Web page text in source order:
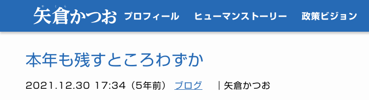
プロフィール ヒューマンストーリー 政策ビジョン
本年も残すところわずか
2021.12.30 17:34（5年前） ブログ ｜矢倉かつお